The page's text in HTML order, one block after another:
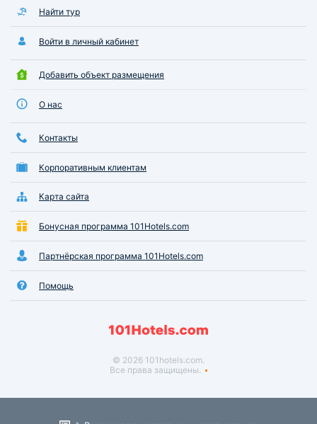
Найти тур
Войти в личный кабинет
Добавить объект размещения
О нас
Контакты
Корпоративным клиентам
Карта сайта
Бонусная программа 101Hotels.com
Партнёрская программа 101Hotels.com
Помощь
© 2026 101hotels.com.
Все права защищены.